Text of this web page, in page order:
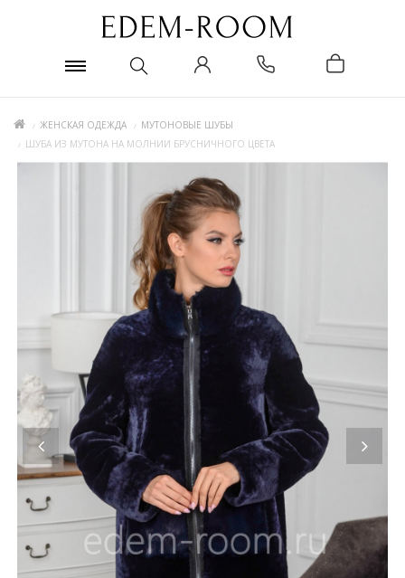
ЖЕНСКАЯ ОДЕЖДА
МУТОНОВЫЕ ШУБЫ
ШУБА ИЗ МУТОНА НА МОЛНИИ БРУСНИЧНОГО ЦВЕТА